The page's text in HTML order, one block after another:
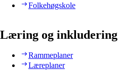
Folkehøgskole
Læring og inkludering
Rammeplaner
Læreplaner